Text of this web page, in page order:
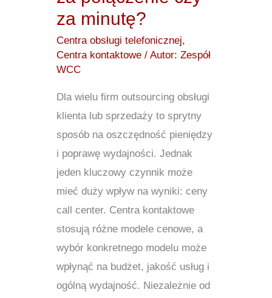
za minutę?
Centra obsługi telefonicznej,
Centra kontaktowe / Autor:Zespół
WCC
Dla wielu firm outsourcing obsługi
klienta lub sprzedaży to sprytny
sposób na oszczędność pieniędzy
i poprawę wydajności. Jednak
jeden kluczowy czynnik może
mieć duży wpływ na wyniki: ceny
call center. Centra kontaktowe
stosują różne modele cenowe, a
wybór konkretnego modelu może
wpłynąć na budżet, jakość usług i
ogólną wydajność. Niezależnie od
za